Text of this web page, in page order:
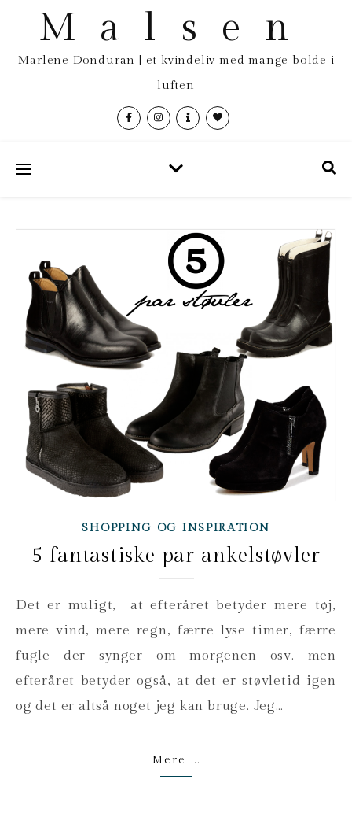
Malsen
Marlene Donduran | et kvindeliv med mange bolde i
luften
SHOPPING OG INSPIRATION
5 fantastiske par ankelstøvler
Det er muligt, at efteråret betyder mere tøj,
mere vind, mere regn, færre lyse timer, færre
fugle der synger om morgenen osv. men
efteråret betyder også, at det er støvletid igen
og det er altså noget jeg kan bruge. Jeg…
Mere ...